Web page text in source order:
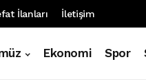
İlanları İletişim
Ekonomi Spor